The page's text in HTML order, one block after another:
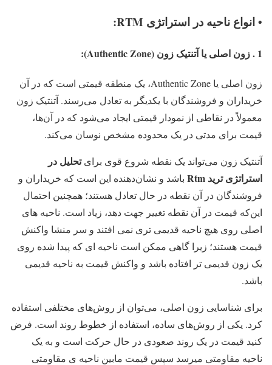
• انواع ناحیه‌ در استراتژی RTM:
1 . زون اصلی یا آتنتیک زون (Authentic Zone):
زون اصلی یا Authentic Zone، یک منطقه قیمتی است که در آن
خریداران و فروشندگان با یکدیگر به تعادل می‌رسند. آتنتیک زون
معمولاً در نقاطی از نمودار قیمتی ایجاد می‌شود که در آن‌ها،
قیمت برای مدتی در یک محدوده مشخص نوسان می‌کند.
آتنتیک زون می‌تواند یک نقطه شروع قوی برایتحلیل در
استراتژی ترید Rtm
باشد و نشان‌دهنده این است که خریداران و
فروشندگان در آن نقطه در حال تعادل هستند؛ همچنین احتمال
این‌که قیمت در آن نقطه تغییر جهت دهد، زیاد است. ناحیه های
اصلی روی هیچ ناحیه قدیمی تری نمی افتند و سر منشا واکنش
قیمت هستند؛ زیرا گاهی ممکن است ناحیه ای که پیدا شده روی
یک زون قدیمی تر افتاده باشد و واکنش قیمت به ناحیه قدیمی
باشد.
برای شناسایی زون اصلی، می‌توان از روش‌های مختلفی استفاده
کرد. یکی از روش‌های ساده، استفاده از خطوط روند است. فرض
کنید قیمت در یک روند صعودی در حال حرکت است و به یک
ناحیه مقاومتی میرسد سپس قیمت مابین ناحیه ی مقاومتی